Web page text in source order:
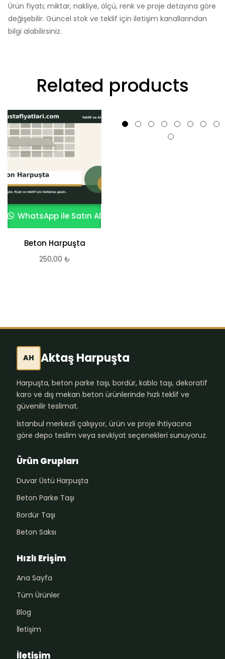
Ürün fiyatı; miktar, nakliye, ölçü, renk ve proje detayına göre
değişebilir. Güncel stok ve teklif için iletişim kanallarından
bilgi alabilirsiniz.
Related products
WhatsApp ile Satın Al
Beton Harpuşta
250,00 ₺
AH Aktaş Harpuşta
Harpuşta, beton parke taşı, bordür, kablo taşı, dekoratif
karo ve dış mekan beton ürünlerinde hızlı teklif ve
güvenilir teslimat.
İstanbul merkezli çalışıyor, ürün ve proje ihtiyacına
göre depo teslim veya sevkiyat seçenekleri sunuyoruz.
Ürün Grupları
Duvar Üstü Harpuşta
Beton Parke Taşı
Bordür Taşı
Beton Saksı
Hızlı Erişim
Ana Sayfa
Tüm Ürünler
Blog
İletişim
İletişim